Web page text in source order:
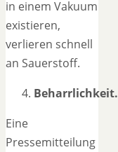
in einem Vakuum
existieren,
verlieren schnell
an Sauerstoff.
Beharrlichkeit.
Eine
Pressemitteilung